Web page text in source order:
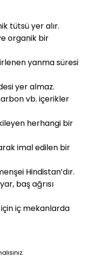
tütsü yer alır.
organik bir
yanma süresi
yer almaz.
vb. içerikler
herhangi bir
imal edilen bir
Hindistan’dır.
baş ağrısı
iç mekanlarda